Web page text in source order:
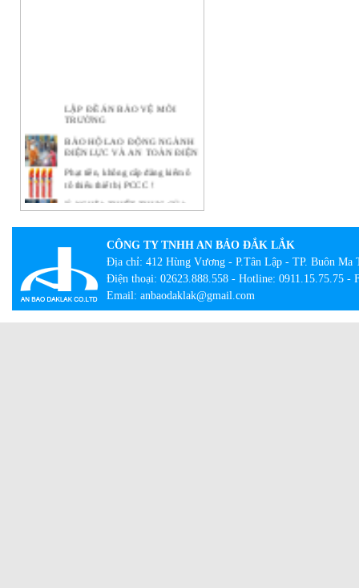
LẬP ĐỀ ÁN BẢO VỆ MÔI
TRƯỜNG
BẢO HỘ LAO ĐỘNG NGÀNH
ĐIỆN LỰC VÀ AN TOÀN ĐIỆN
Phạt tiền, không cấp đăng kiểm ô
tô thiếu thiết bị PCCC !
Ý NGHĨA THIẾT THỰC CỦA
CÔNG TÁC BẢO HỘ LAO
BẢO HỘ LAO ĐỘNG -
NHỮNG KHÁI NIỆM CƠ BẢN
CẦN BIẾT
Lạ lẫm với tour bắt buộc mặc đồ
bảo hộ lao động
CÔNG TY TNHH AN BẢO ĐẮK LẮK
Địa chỉ: 412 Hùng Vương - P.Tân Lập - TP. Buôn Ma
Điện thoại: 02623.888.558 - Hotline: 0911.15.75.75 -
Email: anbaodaklak@gmail.com